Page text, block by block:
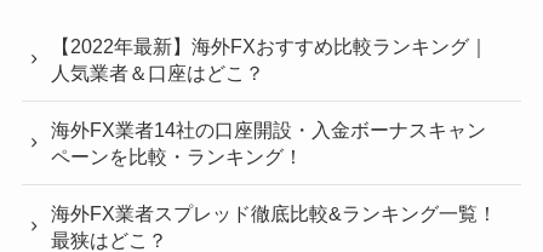
【2022年最新】海外FXおすすめ比較ランキング｜
人気業者＆口座はどこ？
海外FX業者14社の口座開設・入金ボーナスキャン
ペーンを比較・ランキング！
海外FX業者スプレッド徹底比較&ランキング一覧！
最狭はどこ？